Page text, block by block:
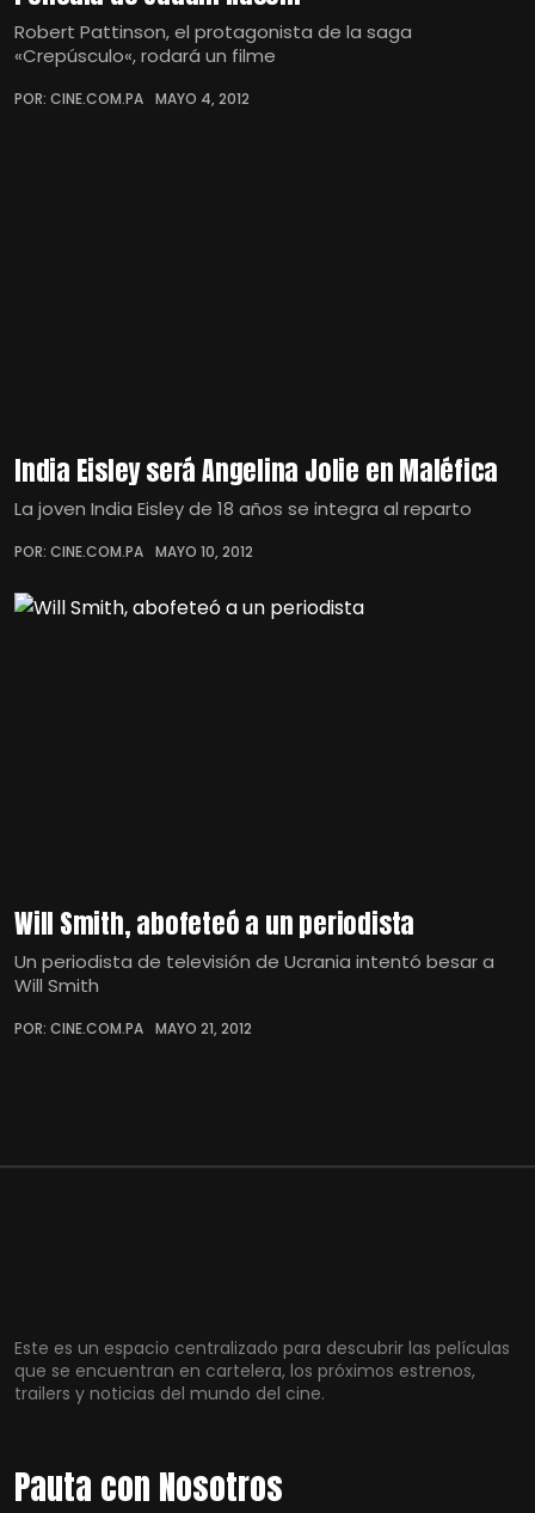
Robert Pattinson, el protagonista de la saga
«Crepúsculo«, rodará un filme
POR: CINE.COM.PA MAYO 4, 2012
India Eisley será Angelina Jolie en Maléfica
La joven India Eisley de 18 años se integra al reparto
POR: CINE.COM.PA MAYO 10, 2012
Will Smith, abofeteó a un periodista
Un periodista de televisión de Ucrania intentó besar a
Will Smith
POR: CINE.COM.PA MAYO 21, 2012
Este es un espacio centralizado para descubrir las películas
que se encuentran en cartelera, los próximos estrenos,
trailers y noticias del mundo del cine.
Pauta con Nosotros